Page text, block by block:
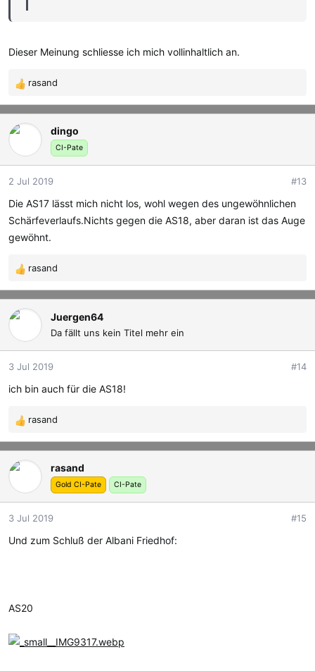
anspricht wegen der Schärfe auf dem
Bildmittelpunkt. Der Blick wird mehr in das Bild
hineingesogen.
Dieser Meinung schliesse ich mich vollinhaltlich an.
R
e
a
k
n
e
rasand
dingo
CI-Pate
2 Jul 2019 #13
Die AS17 lässt mich nicht los, wohl wegen des ungewöhnlichen
Schärfeverlaufs.Nichts gegen die AS18, aber daran ist das Auge
gewöhnt.
R
e
a
k
n
e
rasand
Juergen64
Da fällt uns kein Titel mehr ein
3 Jul 2019 #14
ich bin auch für die AS18!
R
e
a
k
n
e
rasand
rasand
Gold CI-Pate CI-Pate
3 Jul 2019 #15
Und zum Schluß der Albani Friedhof:
AS20